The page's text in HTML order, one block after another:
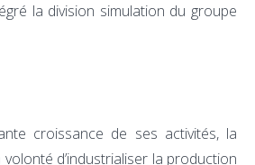
la division simulation du groupe
croissance de ses activités, la
d’industrialiser la production